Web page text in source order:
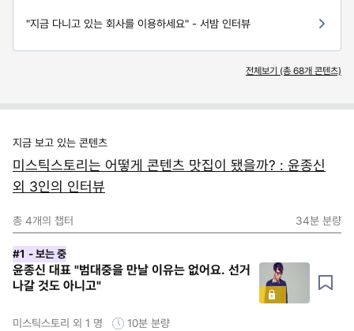
"지금 다니고 있는 회사를 이용하세요" - 서밤 인터뷰
전체보기 (총 68개 콘텐츠)
지금 보고 있는 콘텐츠
미스틱스토리는 어떻게 콘텐츠 맛집이 됐을까? : 윤종신
외 3인의 인터뷰
총 4개의 챕터 34분 분량
#1 - 보는 중
윤종신 대표 "범대중을 만날 이유는 없어요. 선거
나갈 것도 아니고"
미스틱스토리 외 1 명 10분 분량